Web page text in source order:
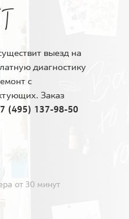
выезд на
диагностику
с
Заказ
(495) 137-98-50
от 30 минут